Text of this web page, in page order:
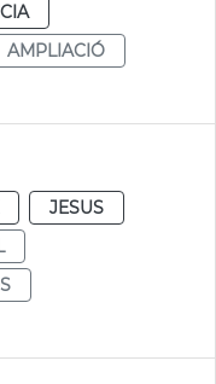
AMPLIACIÓ
JESUS